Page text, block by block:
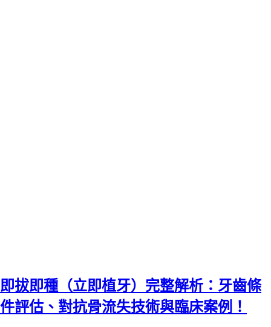
即拔即種（立即植牙）完整解析：牙齒條
件評估、對抗骨流失技術與臨床案例！